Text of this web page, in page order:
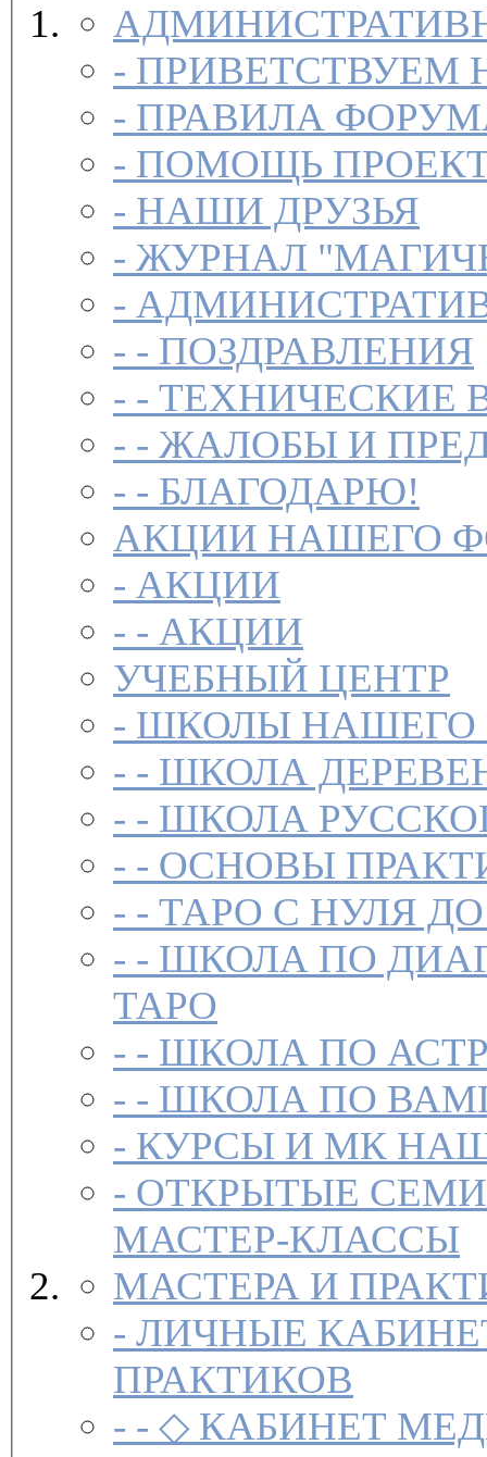
- ПРИВЕТСТВУЕМ
-
ПРАВИЛА
- ПОМОЩЬ
- НАШИ ДРУЗЬЯ
- ЖУРНАЛ
-
- - ПОЗДРАВЛЕНИЯ
- - ТЕХНИЧЕСКИЕ
- - ЖАЛОБЫ И
- - БЛАГОДАРЮ!
АКЦИИ НАШЕГО
- АКЦИИ
- - АКЦИИ
УЧЕБНЫЙ ЦЕНТР
- ШКОЛЫ НАШЕГО
- - ШКОЛА
- - ШКОЛА
- - ОСНОВЫ
- - ТАРО С НУЛЯ
- - ШКОЛА ПО
ТАРО
- - ШКОЛА ПО
- - ШКОЛА ПО
-
- ОТКРЫТЫЕ
МАСТЕР-КЛАССЫ
МАСТЕРА И
- ЛИЧНЫЕ
ПРАКТИКОВ
- - ◇ КАБИНЕТ